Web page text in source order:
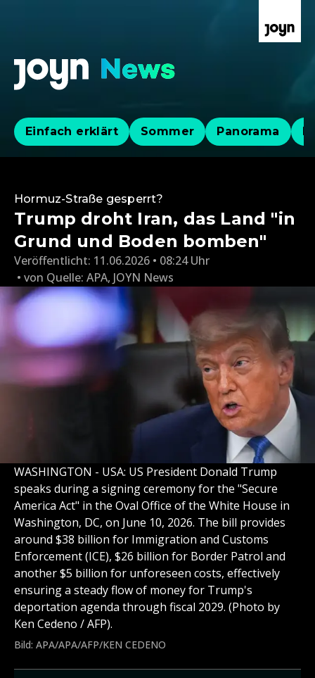
Einfach erklärt Sommer Panorama
Hormuz-Straße gesperrt?
Trump droht Iran, das Land "in
Grund und Boden bomben"
Veröffentlicht: 11.06.2026 • 08:24 Uhr
von Quelle: APA, JOYN News
WASHINGTON - USA: US President Donald Trump
speaks during a signing ceremony for the "Secure
America Act" in the Oval Office of the White House in
Washington, DC, on June 10, 2026. The bill provides
around $38 billion for Immigration and Customs
Enforcement (ICE), $26 billion for Border Patrol and
another $5 billion for unforeseen costs, effectively
ensuring a steady flow of money for Trump's
deportation agenda through fiscal 2029. (Photo by
Ken Cedeno / AFP).
Bild: APA/APA/AFP/KEN CEDENO